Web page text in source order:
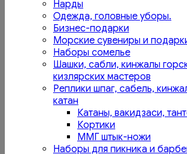
Нарды
Одежда, головные уборы.
Бизнес-подарки
Морские сувениры и
Наборы сомелье
Шашки, сабли, кинжалы
кизлярских мастеров
Реплики шпаг, сабель,
катан
Катаны, вакидзаси,
Кортики
ММГ штык-ножи
Наборы для пикника и